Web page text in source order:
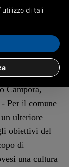
è
la qualità
di CO2 e mezzi
Campora,
Per il comune
ulteriore
obiettivi del
di
una cultura
di tali